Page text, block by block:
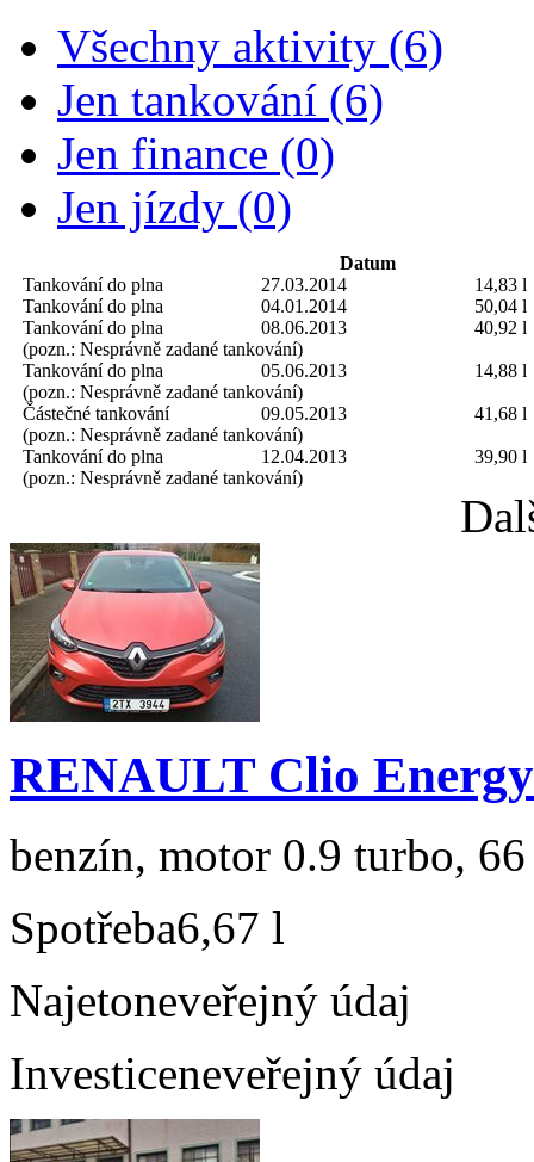
Všechny aktivity (6)
Jen tankování (6)
Jen finance (0)
Jen jízdy (0)
Datum
Tankování do plna
27.03.2014
14,83 l
Tankování do plna
04.01.2014
50,04 l
Tankování do plna
08.06.2013
40,92 l
(pozn.: Nesprávně zadané tankování)
Tankování do plna
05.06.2013
14,88 l
(pozn.: Nesprávně zadané tankování)
Částečné tankování
09.05.2013
41,68 l
(pozn.: Nesprávně zadané tankování)
Tankování do plna
12.04.2013
39,90 l
(pozn.: Nesprávně zadané tankování)
RENAULT Clio
benzín, motor 0.9 turbo,
Spotřeba6,67 l
Najetoneveřejný údaj
Investiceneveřejný údaj